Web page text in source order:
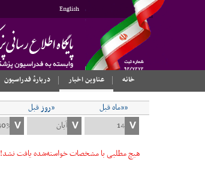
English
خانه
عناوین اخبار دربارهٔ فدراسیون
««ماه قبل «روز قبل
هیچ مطلبی با مشخصات خواسته‌شده یافت نشد!